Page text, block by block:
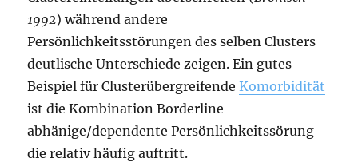
1992) während andere
Persönlichkeitsstörungen des selben Clusters
deutlische Unterschiede zeigen. Ein gutes
Beispiel für ClusterübergreifendeKomorbidität
ist die Kombination Borderline –
abhänige/dependente Persönlichkeitssörung
die relativ häufig auftritt.